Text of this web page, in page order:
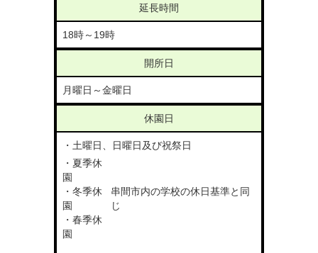
延長時間
18時～19時
開所日
月曜日～金曜日
休園日
・土曜日、日曜日及び祝祭日
・夏季休
園
・冬季休
園
・春季休
園
串間市内の学校の休日基準と同
じ